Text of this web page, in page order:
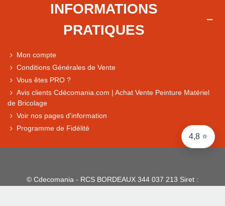
4,8 ⭐
Express, Chez vous, Point relais, Retrait magasin
INFORMATIONS
PRATIQUES
Mon compte
Conditions Générales de Vente
Vous êtes PRO ?
Avis clients Cdécomania.com | Achat Vente Peinture Matériel
de Bricolage
Voir nos pages d'information
Programme de Fidélité
© Cdecomania - RCS BORDEAUX 344 037 213 Siret :